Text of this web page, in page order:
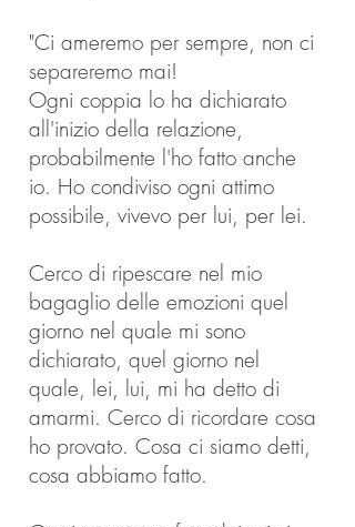
"Ci ameremo per sempre, non ci
separeremo mai!
Ogni coppia lo ha dichiarato
all'inizio della relazione,
probabilmente l'ho fatto anche
io. Ho condiviso ogni attimo
possibile, vivevo per lui, per lei.
Cerco di ripescare nel mio
bagaglio delle emozioni quel
giorno nel quale mi sono
dichiarato, quel giorno nel
quale, lei, lui, mi ha detto di
amarmi. Cerco di ricordare cosa
ho provato. Cosa ci siamo detti,
cosa abbiamo fatto.